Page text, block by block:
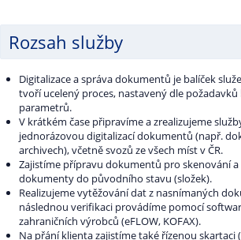
Rozsah služby
Digitalizace a správa dokumentů je balíček
tvoří ucelený proces, nastavený dle
parametrů.
V krátkém čase připravíme a zrealizujeme
jednorázovou digitalizací dokumentů (např.
archivech), včetně svozů ze všech míst v ČR.
Zajistíme přípravu dokumentů pro skenování
dokumenty do původního stavu (složek).
Realizujeme vytěžování dat z nasnímaných
následnou verifikaci provádíme pomocí
zahraničních výrobců (eFLOW, KOFAX).
Na přání klienta zajistíme také řízenou